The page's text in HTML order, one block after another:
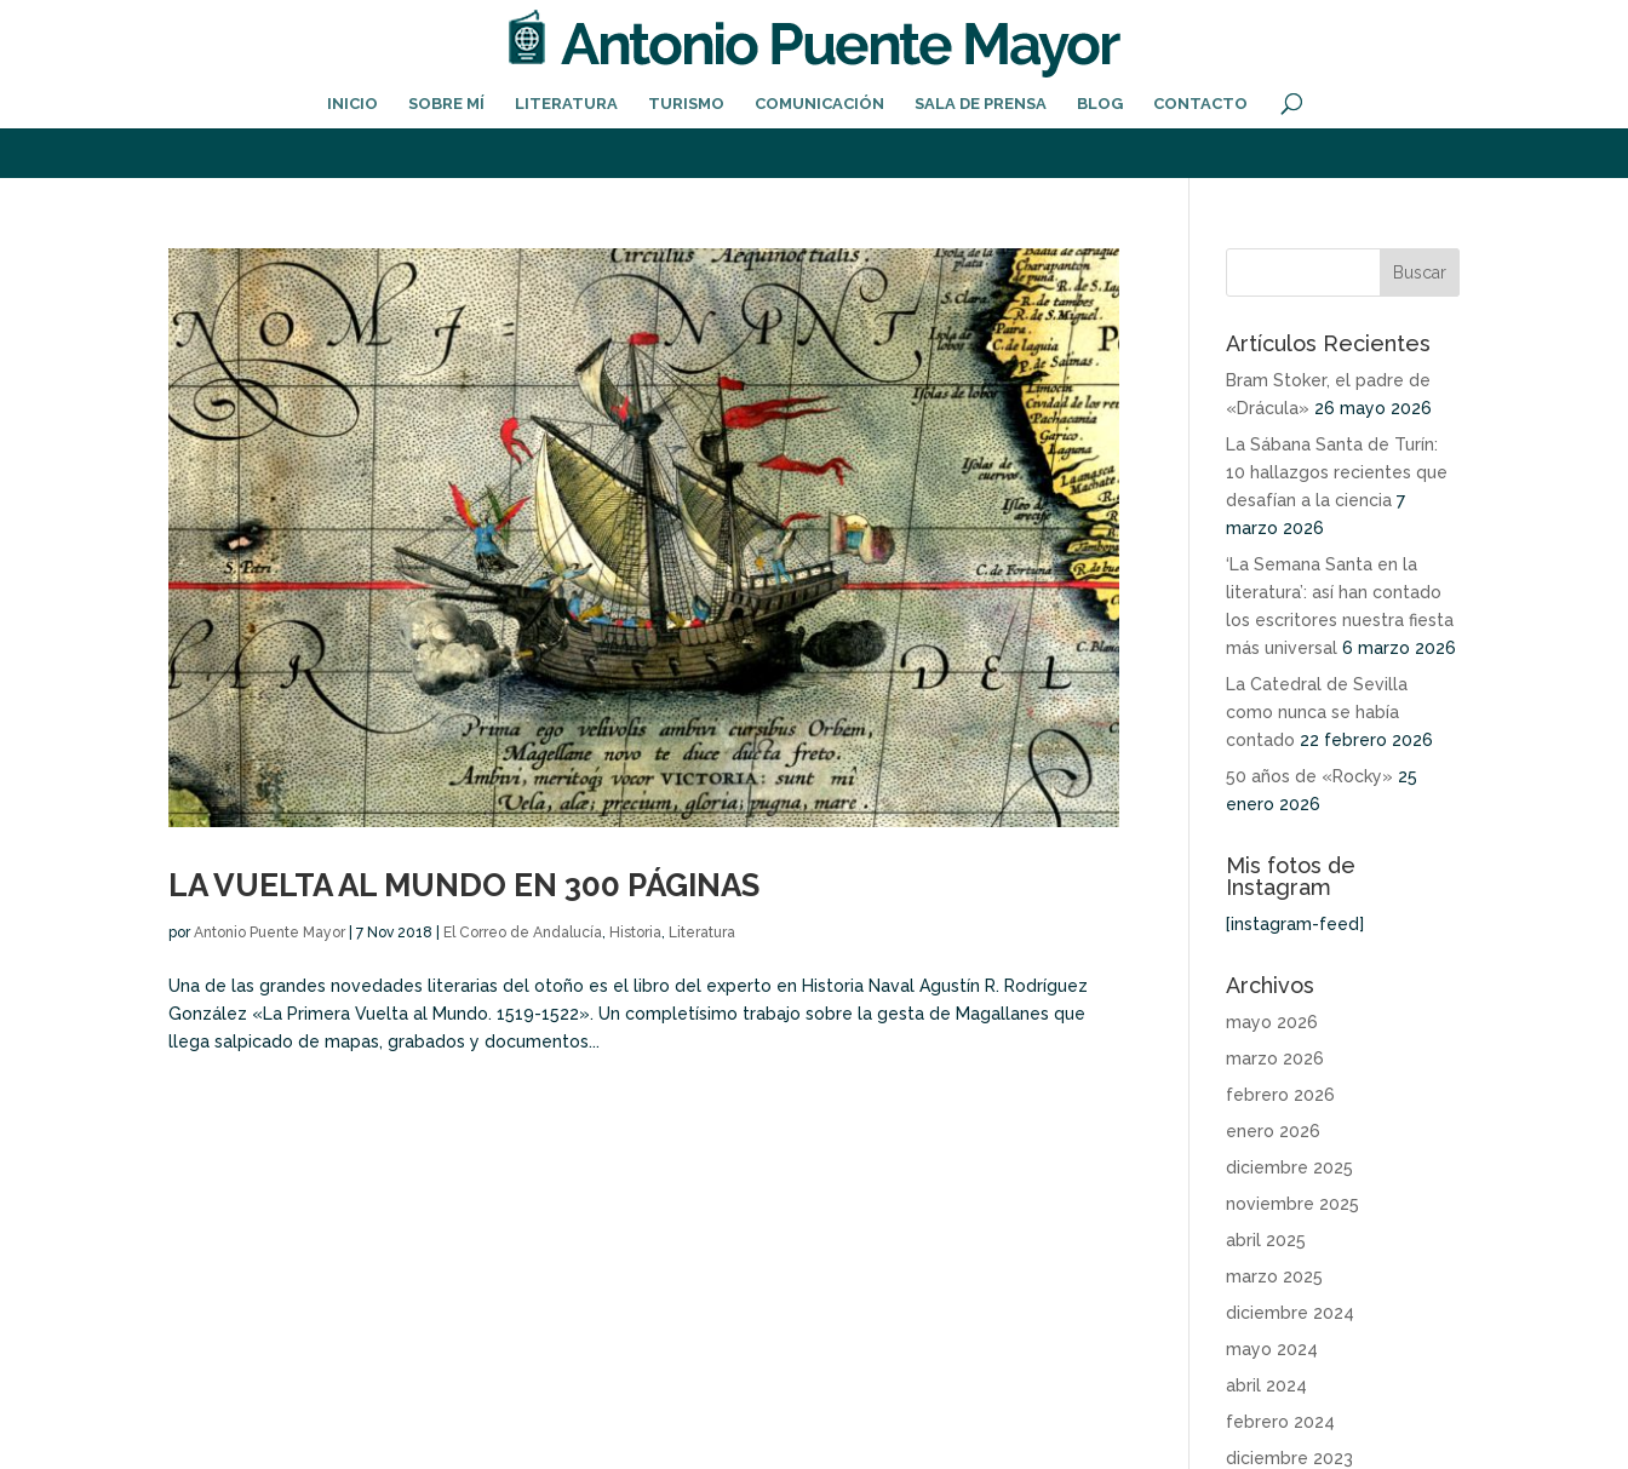
INICIO SOBRE MÍ LITERATURA TURISMO COMUNICACIÓN SALA DE PRENSA BLOG CONTACTO
LA VUELTA AL MUNDO EN 300 PÁGINAS
porAntonio Puente Mayor| 7 Nov 2018 El Correo de Andalucía, Historia, Literatura
Una de las grandes novedades literarias del otoño es el libro del experto en Historia Naval Agustín R. Rodríguez
González «La Primera Vuelta al Mundo. 1519-1522». Un completísimo trabajo sobre la gesta de Magallanes que
llega salpicado de mapas, grabados y documentos...
Artículos Recientes
Bram Stoker, el padre de
«Drácula» 26 mayo 2026
La Sábana Santa de Turín:
10 hallazgos recientes que
desafían a la ciencia 7
marzo 2026
‘La Semana Santa en la
literatura’: así han contado
los escritores nuestra fiesta
más universal 6 marzo 2026
La Catedral de Sevilla
como nunca se había
contado 22 febrero 2026
50 años de «Rocky» 25
enero 2026
Mis fotos de
Instagram
[instagram-feed]
Archivos
mayo 2026
marzo 2026
febrero 2026
enero 2026
diciembre 2025
noviembre 2025
abril 2025
marzo 2025
diciembre 2024
mayo 2024
abril 2024
febrero 2024
diciembre 2023